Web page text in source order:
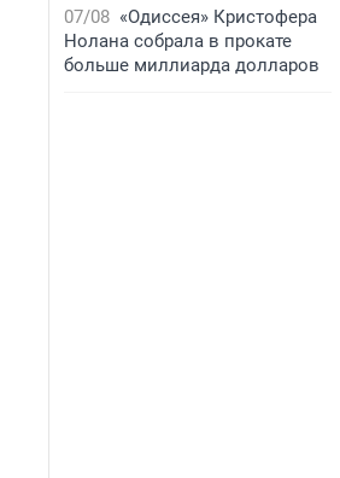
07/08 «Одиссея» Кристофера
Нолана собрала в прокате
больше миллиарда долларов